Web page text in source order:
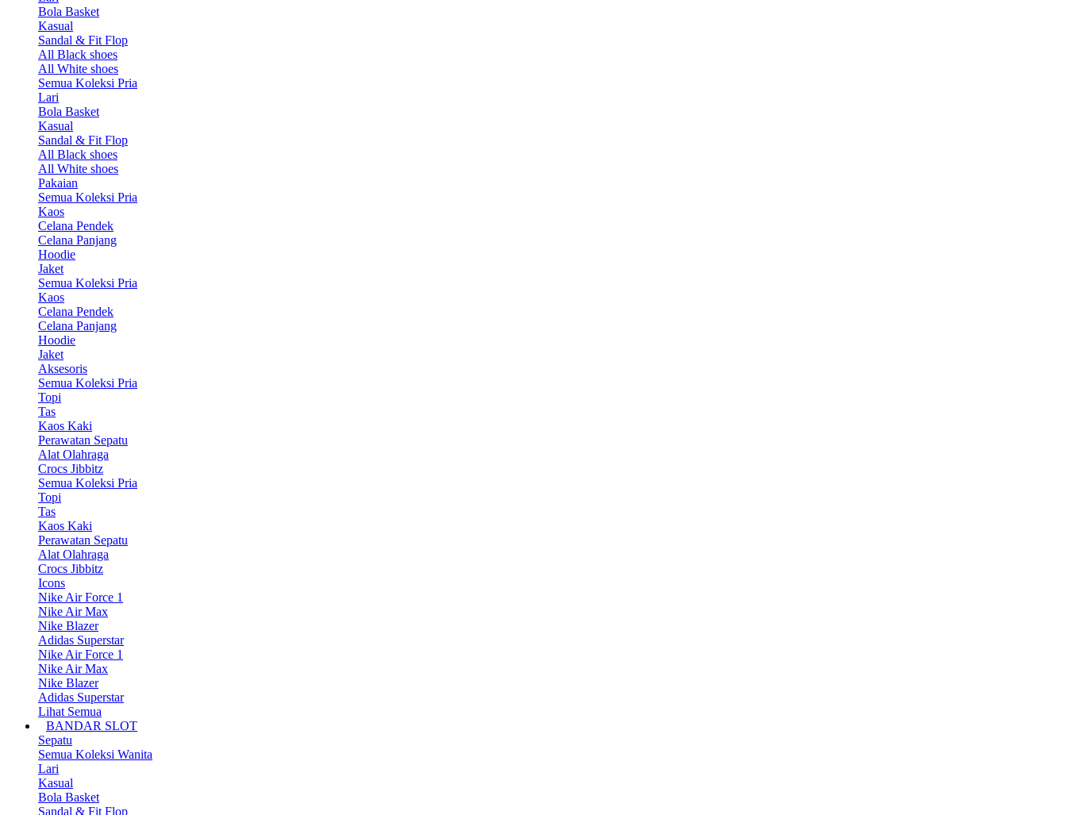
Bola Basket
Kasual
Sandal & Fit Flop
All Black shoes
All White shoes
Semua Koleksi Pria
Lari
Bola Basket
Kasual
Sandal & Fit Flop
All Black shoes
All White shoes
Pakaian
Semua Koleksi Pria
Kaos
Celana Pendek
Celana Panjang
Hoodie
Jaket
Semua Koleksi Pria
Kaos
Celana Pendek
Celana Panjang
Hoodie
Jaket
Aksesoris
Semua Koleksi Pria
Topi
Tas
Kaos Kaki
Perawatan Sepatu
Alat Olahraga
Crocs Jibbitz
Semua Koleksi Pria
Topi
Tas
Kaos Kaki
Perawatan Sepatu
Alat Olahraga
Crocs Jibbitz
Icons
Nike Air Force 1
Nike Air Max
Nike Blazer
Adidas Superstar
Nike Air Force 1
Nike Air Max
Nike Blazer
Adidas Superstar
Lihat Semua
BANDAR SLOT
Sepatu
Semua Koleksi Wanita
Lari
Kasual
Bola Basket
Sandal & Fit Flop